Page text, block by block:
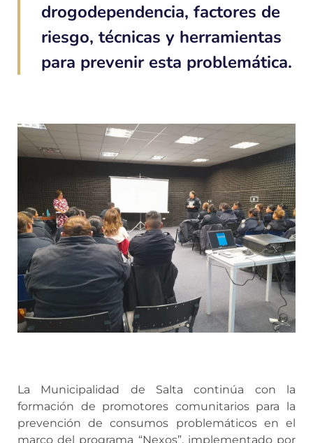
drogodependencia, factores de
riesgo, técnicas y herramientas
para prevenir esta problemática.
La Municipalidad de Salta continúa con la
formación de promotores comunitarios para la
prevención de consumos problemáticos en el
marco del programa “Nexos”, implementado por